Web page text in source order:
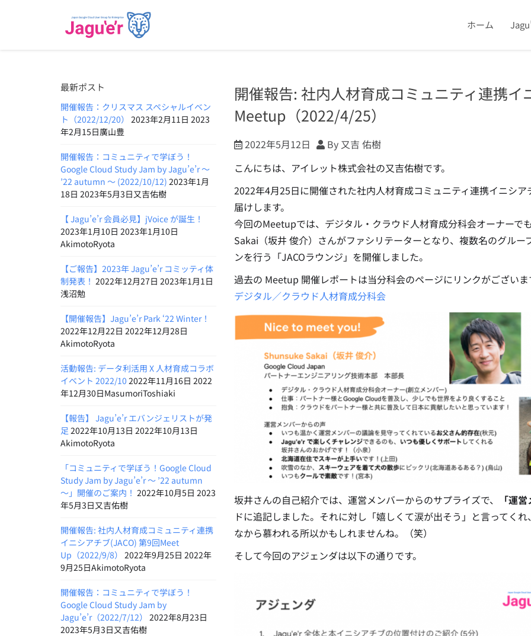
ホーム
最新ポスト
開催報告：クリスマス スペシャルイベン
ト（2022/12/20） 2023年2月11日 2023
年2月15日廣山豊
開催報告：コミュニティで学ぼう！
Google Cloud Study Jam by Jagu’e’r 〜
’22 autumn 〜 (2022/10/12) 2023年1月
18日 2023年5月3日又吉佑樹
【 Jagu’e’r 会員必見】jVoice が誕生！
2023年1月10日 2023年1月10日
AkimotoRyota
【ご報告】2023年 Jagu’e’r コミッティ体
制発表！ 2022年12月27日 2023年1月1日
浅沼勉
【開催報告】Jagu’e’r Park ‘22 Winter！
2022年12月22日 2022年12月28日
AkimotoRyota
活動報告: データ利活用 X 人材育成コラボ
イベント 2022/10 2022年11月16日 2022
年12月30日MasumoriToshiaki
【報告】 Jagu’e’r エバンジェリストが発
足 2022年10月13日 2022年10月13日
AkimotoRyota
「コミュニティで学ぼう！Google Cloud
Study Jam by Jagu’e’r 〜 ’22 autumn
〜」開催のご案内！ 2022年10月5日 2023
年5月3日又吉佑樹
開催報告: 社内人材育成コミュニティ連携
イニシアチブ(JACO) 第9回Meet
Up（2022/9/8） 2022年9月25日 2022年
9月25日AkimotoRyota
開催報告：コミュニティで学ぼう！
Google Cloud Study Jam by
Jagu’e’r（2022/7/12） 2022年8月23日
2023年5月3日又吉佑樹
開催報告: 社内人材育成コミュニティ連携イ
Meetup（2022/4/25）
2022年5月12日
By 又吉 佑樹
こんにちは、アイレット株式会社の又吉佑樹です。
2022年4月25日に開催された社内人材育成コミュニティ連携イニシ
届けします。
今回のMeetupでは、デジタル・クラウド人材育成分科会オーナー
Sakai（坂井 俊介）さんがファシリテーターとなり、複数名のグル
ンを行う「JACOラウンジ」を開催しました。
過去の Meetup 開催レポートは当分科会のページにリンクがござい
デジタル／クラウド人材育成分科会
坂井さんの自己紹介では、運営メンバーからのサプライズで、
「運
ドに追記しました。それに対し「嬉しくて涙が出そう」と言ってく
なから慕われる所以かもしれませんね。（笑）
そして今回のアジェンダは以下の通りです。